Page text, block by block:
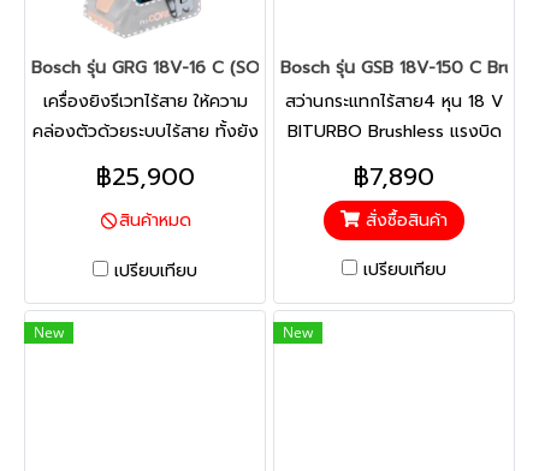
Bosch รุ่น GRG 18V-16 C (SOLO) Brushless เครื่องยิงรีเวท (เม็ด
เครื่องยิงรีเวทไร้สาย ให้ความ
คล่องตัวด้วยระบบไร้สาย ทั้งยัง
มาพร้อมอุปกรณ์เสริมแบบเดียว
กับที่ใช้ในเครื่องมือแบบลม
นอกจากจะเตรียมใช้งานได้ง่าย
แล้ว ยังช่วยลดค่าใช้จ่ายได้
อย่างมาก
฿25,900
สินค้าหมด
เปรียบเทียบ
Bosch รุ่น GSB 18V-150 C
สว่านกระแทกไร้สาย4 หุน 18 V
BITURBO Brushless แรงบิด
สูงที่ 84/150 Nm มีระบบ
Kickback มี Sensor วัดเอียง
เครื่องตัวเปล่า สว่านกระแทกให้
เทียบได้ ทำงานเร็วมากด้วย
มอเตอร์ไร้แปรงถ่านอันทรงพลัง
฿7,890
สั่งซื้อสินค้า
เปรียบเทียบ
New New